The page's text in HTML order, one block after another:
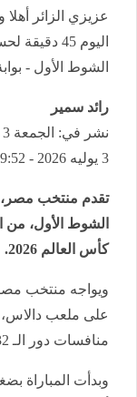
عزيزي الزائر
اليوم 45
الشوط الأول -
رائد سمير
3 يوليه 2026 - 9:52 م
تقدم منتخب مصر،
الشوط الأول، من
كأس العالم 2026.
ويواجه منتخب
على ملعب دالاس،
منافسات دور الـ 32 من بطولة كأس العالم 2026.
وبدأت المباراة